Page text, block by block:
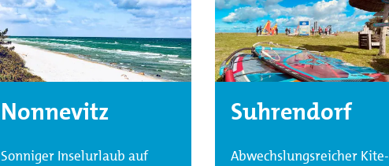
Nonnevitz
Sonniger Inselurlaub auf
Suhrendorf
Abwechslungsreicher Kite-